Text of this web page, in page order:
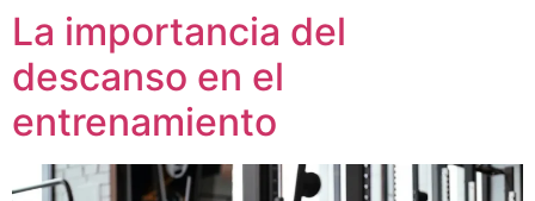
al
contenido
La importancia del
descanso en el
entrenamiento